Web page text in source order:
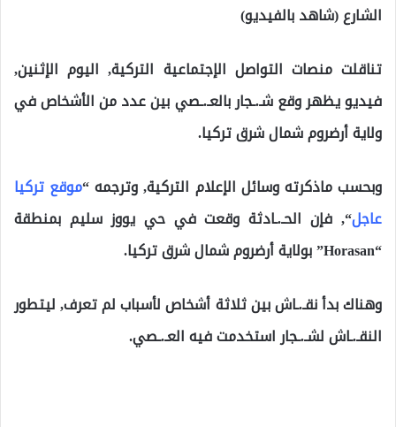
الشارع (شاهد بالفيديو)
تناقلت منصات التواصل الإجتماعية التركية, اليوم الإثنين,
فيديو يظهر وقع شـ.ـجار بالعـ.ـصي بين عدد من الأشخاص في
ولاية أرضروم شمال شرق تركيا.
وبحسب ماذكرته وسائل الإعلام التركية, وترجمه “موقع تركيا
عاجل“, فإن الحـ.ـادثة وقعت في حي يووز سليم بمنطقة
“Horasan” بولاية أرضروم شمال شرق تركيا.
وهناك بدأ نقـ.ـاش بين ثلاثة أشخاص لأسباب لم تعرف, ليتطور
النقـ.ـاش لشـ.ـجار استخدمت فيه العـ.ـصي.